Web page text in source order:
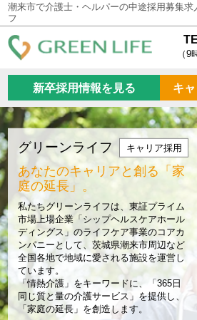
潮来市で介護士・ヘルパーの中途採用募集求
フ
（
新卒採用情報を見る キ
グリーンライフ キャリア採用
あなたのキャリアと創る「家
庭の延長」。
私たちグリーンライフは、東証プライム
市場上場企業「シップヘルスケアホール
ディングス」のライフケア事業のコアカ
ンパニーとして、茨城県潮来市周辺など
全国各地で地域に愛される施設を運営し
ています。
「情熱介護」をキーワードに、「365日
同じ質と量の介護サービス」を提供し、
「家庭の延長」を創造します。